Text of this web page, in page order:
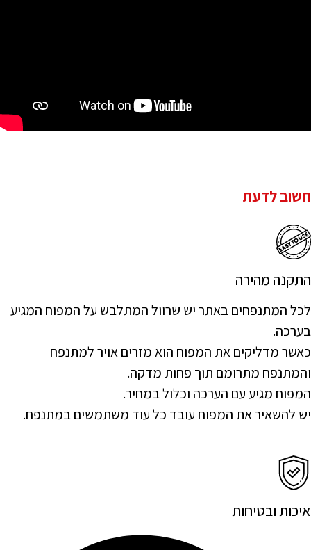
חשוב לדעת
התקנה מהירה
לכל המתנפחים באתר יש שרוול המתלבש על המפוח המגיע
בערכה.
כאשר מדליקים את המפוח הוא מזרים אויר למתנפח
והמתנפח מתרומם תוך פחות מדקה.
המפוח מגיע עם הערכה וכלול במחיר.
יש להשאיר את המפוח עובד כל עוד משתמשים במתנפח.
איכות ובטיחות